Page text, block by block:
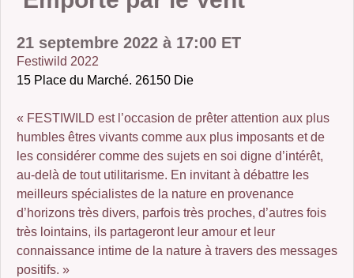
2004 : Braise
2005 : Le Roi Grenouille III et Voyage d’Hiver
2001 : Buckauer Bankett
2000 : Le Petit Poucet
1995 : Étude en Plastique
21 septembre 2022 à 17:00 ET
Festiwild 2022
15 Place du Marché. 26150 Die
« FESTIWILD est l’occasion de prêter attention aux plus
humbles êtres vivants comme aux plus imposants et de
les considérer comme des sujets en soi digne d’intérêt,
au-delà de tout utilitarisme. En invitant à débattre les
meilleurs spécialistes de la nature en provenance
d’horizons très divers, parfois très proches, d’autres fois
très lointains, ils partageront leur amour et leur
connaissance intime de la nature à travers des messages
positifs. »